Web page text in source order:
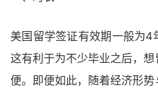
美国留学签证有效期一般为4
这有利于为不少毕业之后，
便。即便如此，随着经济形